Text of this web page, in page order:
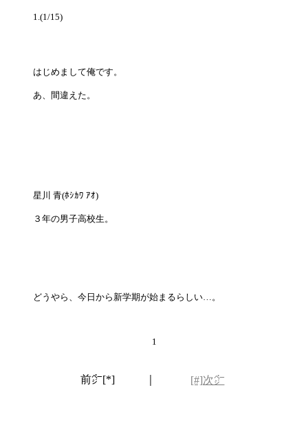
1.(1/15)
はじめまして俺です。
あ、間違えた。
星川 青(ﾎｼｶﾜ ｱｵ)
３年の男子高校生。
どうやら、今日から新学期が始まるらしい…。
1
前㌻[*] [#]次㌻